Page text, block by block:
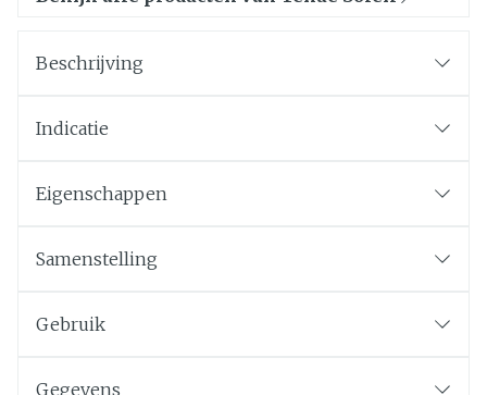
Beschrijving
Indicatie
Eigenschappen
Samenstelling
Gebruik
Gegevens